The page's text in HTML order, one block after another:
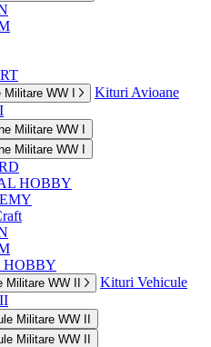
Militare WW I
Kituri Avioane
Militare WW I
Militare WW I
HOBBY
HOBBY
Militare WW II
Kituri Vehicule
Militare WW II
Militare WW II